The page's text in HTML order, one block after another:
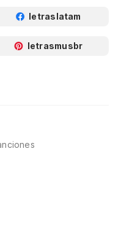
letraslatam
letrasmusbr